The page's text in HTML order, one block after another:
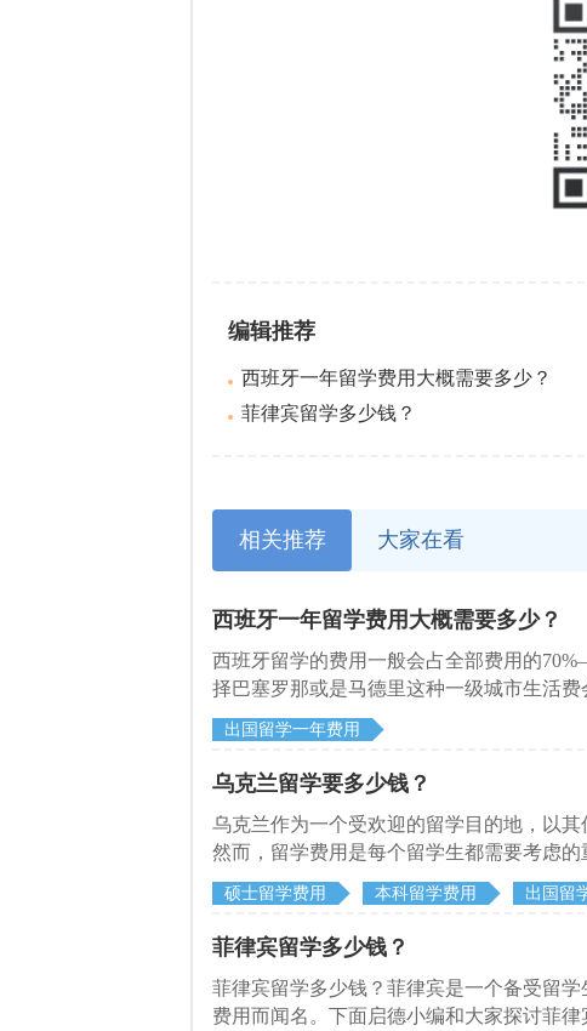
编辑推荐
西班牙一年留学费用大概需要多少？
菲律宾留学多少钱？
相关推荐 大家在看
西班牙一年留学费用大概需要多少？
西班牙留学的费用一般会占全部费用的
择巴塞罗那或是马德里这种一级城市生活
降。所以说生活费用要根据情况而定，不同
出国留学一年费用
乌克兰留学要多少钱？
乌克兰作为一个受欢迎的留学目的地，以
然而，留学费用是每个留学生都需要考虑
硕士留学费用 本科留学费用 出国留
菲律宾留学多少钱？
菲律宾留学多少钱？菲律宾是一个备受留
费用而闻名。下面启德小编和大家探讨菲